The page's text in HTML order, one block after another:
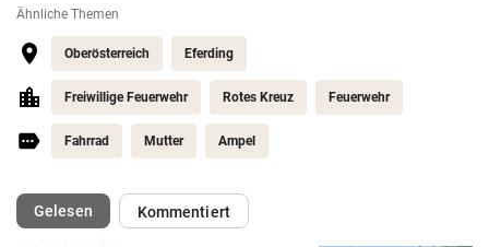
Ähnliche Themen
Oberösterreich Eferding
Freiwillige Feuerwehr Rotes Kreuz Feuerwehr
Fahrrad Mutter Ampel
Gelesen(ausgewählt)Kommentiert